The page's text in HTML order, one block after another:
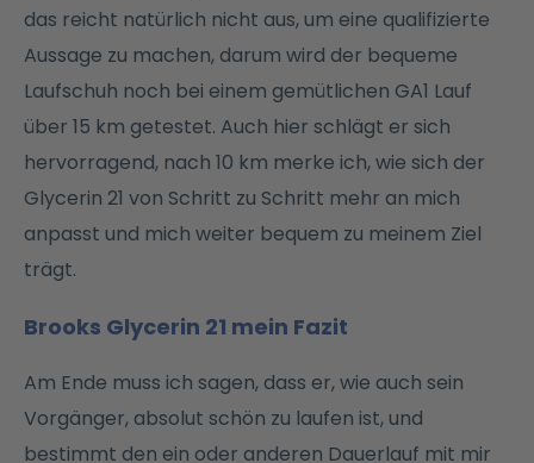
das reicht natürlich nicht aus, um eine qualifizierte
Aussage zu machen, darum wird der bequeme
Laufschuh noch bei einem gemütlichen GA1 Lauf
über 15 km getestet. Auch hier schlägt er sich
hervorragend, nach 10 km merke ich, wie sich der
Glycerin 21 von Schritt zu Schritt mehr an mich
anpasst und mich weiter bequem zu meinem Ziel
trägt.
Brooks Glycerin 21 mein Fazit
Am Ende muss ich sagen, dass er, wie auch sein
Vorgänger, absolut schön zu laufen ist, und
bestimmt den ein oder anderen Dauerlauf mit mir